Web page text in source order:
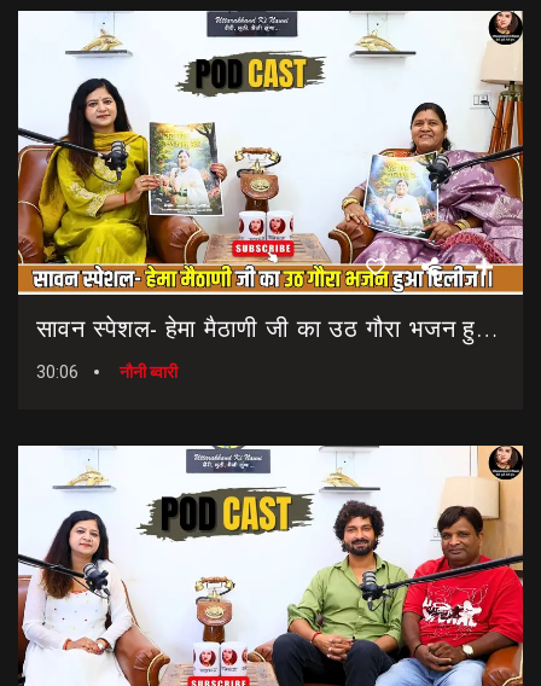
सावन स्पेशल- हेमा मैठाणी जी का उठ गौरा भजन हुआ रिलीज।। Sawan Special Bhajan || Uth Gaura Bhajan
30:06 नौनी ब्वारी